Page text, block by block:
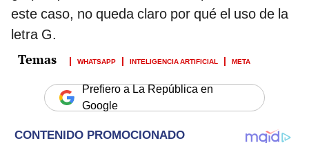
este caso, no queda claro por qué el uso de la
letra G.
WHATSAPP INTELIGENCIA ARTIFICIAL META
Prefiero a La República en
Google